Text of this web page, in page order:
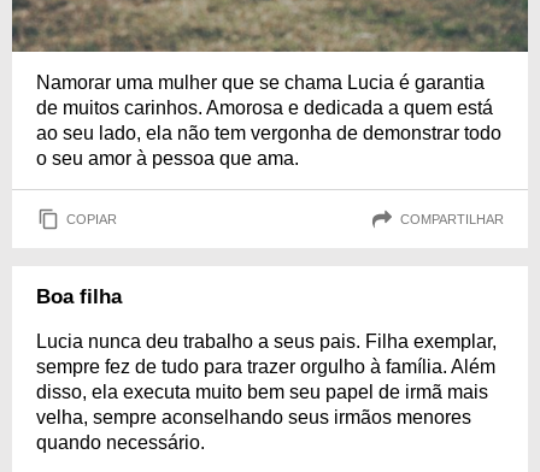
Namorar uma mulher que se chama Lucia é garantia
de muitos carinhos. Amorosa e dedicada a quem está
ao seu lado, ela não tem vergonha de demonstrar todo
o seu amor à pessoa que ama.
COPIAR COMPARTILHAR
Boa filha
Lucia nunca deu trabalho a seus pais. Filha exemplar,
sempre fez de tudo para trazer orgulho à família. Além
disso, ela executa muito bem seu papel de irmã mais
velha, sempre aconselhando seus irmãos menores
quando necessário.